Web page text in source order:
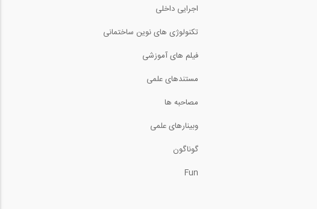
15:09
نکاتی از ناپایداری سازه های
اجرایی داخلی
تکنولوژی های نوین ساختمانی
فیلم های آموزشی
مستندهای علمی
مصاحبه ها
وبینارهای علمی
گوناگون
Fun